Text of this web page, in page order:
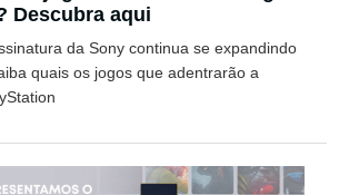
Descubra aqui
da Sony continua se expandindo
quais os jogos que adentrarão a